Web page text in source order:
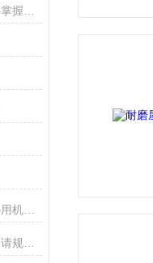
西安市安可士智能科技加工中心用机床防护罩
西安钢板防护罩常见使用误区，请规避！